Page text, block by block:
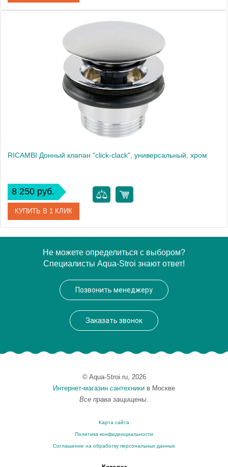
RICAMBI Донный клапан "click-clack", универсальный, хром
8 250 руб.
КУПИТЬ В 1 КЛИК
Производитель
Не можете определиться с выбором?
Специалисты Aqua-Stroi знают ответ!
Позвонить менеджеру
Заказать звонок
© Aqua-Stroi.ru, 2026
Интернет-магазин сантехники в Москве
Все права защищены.
Карта сайта
Политика конфиденциальности
Соглашение на обработку персональных данных